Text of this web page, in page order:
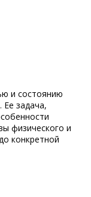
и состоянию
Ее задача,
физического и
конкретной